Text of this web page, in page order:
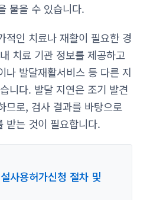
물을 수 있습니다.
적인 치료나 재활이 필요한 경
치료 기관 정보를 제공하고
나 발달재활서비스 등 다른 지
니다. 발달 지연은 조기 발견
므로, 검사 결과를 바탕으로
받는 것이 필요합니다.
사용허가신청 절차 및